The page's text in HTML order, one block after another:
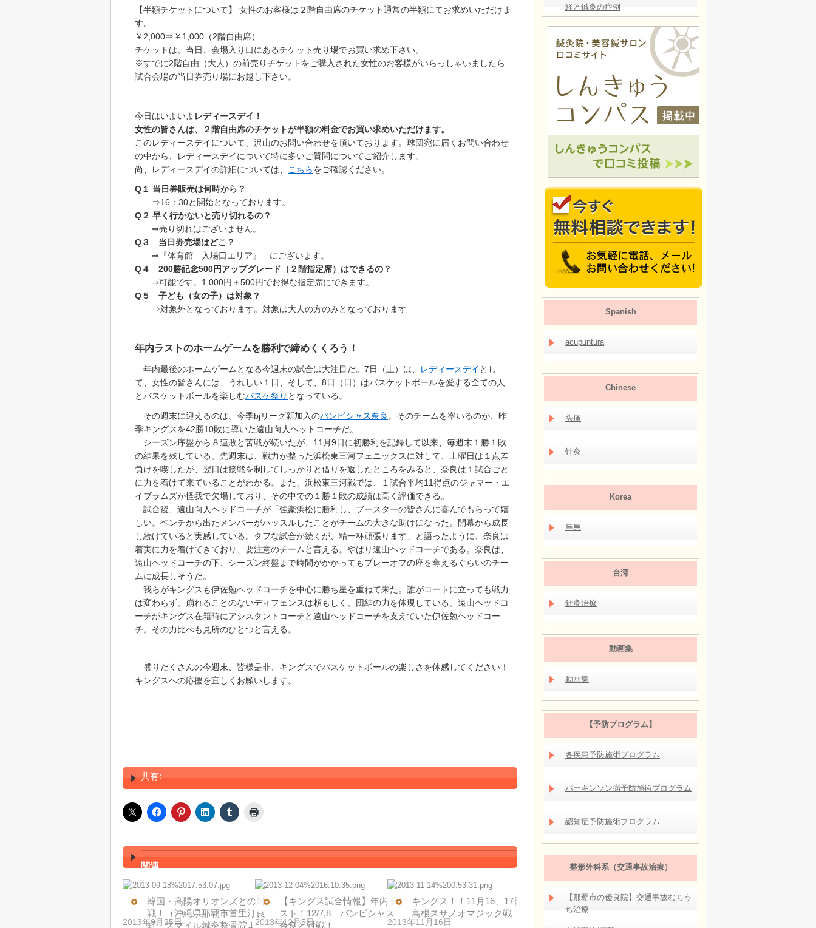
【半額チケットについて】 女性のお客様は２階自由席のチケット通常の半額にてお求めいただけま
す。
￥2,000⇒￥1,000（2階自由席）
チケットは、当日、会場入り口にあるチケット売り場でお買い求め下さい。
※すでに2階自由（大人）の前売りチケットをご購入された女性のお客様がいらっしゃいましたら
試合会場の当日券売り場にお越し下さい。
今日はいよいよ レディースデイ！
女性の皆さんは、２階自由席のチケットが半額の料金でお買い求めいただけます。
このレディースデイについて、沢山のお問い合わせを頂いております。球団宛に届くお問い合わせ
の中から、レディースデイについて特に多いご質問についてご紹介します。
尚、レディースデイの詳細については、
こちらをご確認ください。
Q１ 当日券販売は何時から？
⇒16：30と開始となっております。
Q２ 早く行かないと売り切れるの？
⇒売り切れはございません。
Q３ 当日券売場はどこ？
⇒『体育館 入場口エリア』 にございます。
Q４ 200勝記念500円アップグレード（２階指定席）はできるの？
⇒可能です。1,000円＋500円でお得な指定席にできます。
Q５ 子ども（女の子）は対象？
⇒対象外となっております。対象は大人の方のみとなっております
年内ラストのホームゲームを勝利で締めくくろう！
年内最後のホームゲームとなる今週末の試合は大注目だ。7日（土）は、 レディースデイ とし
て、女性の皆さんには、うれしい１日、そして、8日（日）はバスケットボールを愛する全ての人
とバスケットボールを楽しむバスケ祭り となっている。
その週末に迎えるのは、今季bjリーグ新加入のバンビシャス奈良 。そのチームを率いるのが、昨
季キングスを42勝10敗に導いた遠山向人ヘットコーチだ。
シーズン序盤から８連敗と苦戦が続いたが、11月9日に初勝利を記録して以来、毎週末１勝１敗
の結果を残している。先週末は、戦力が整った浜松東三河フェニックスに対して、土曜日は１点差
負けを喫したが、翌日は接戦を制してしっかりと借りを返したところをみると、奈良は１試合ごと
に力を着けて来ていることがわかる。また、浜松東三河戦では、１試合平均11得点のジャマー・エ
イブラムズが怪我で欠場しており、その中での１勝１敗の成績は高く評価できる。
試合後、遠山向人ヘッドコーチが「強豪浜松に勝利し、ブースターの皆さんに喜んでもらって嬉
しい。ベンチから出たメンバーがハッスルしたことがチームの大きな助けになった。開幕から成長
し続けていると実感している。タフな試合が続くが、精一杯頑張ります」と語ったように、奈良は
着実に力を着けてきており、要注意のチームと言える。やはり遠山ヘッドコーチである。奈良は、
遠山ヘッドコーチの下、シーズン終盤まで時間がかかってもプレーオフの座を奪えるぐらいのチー
ムに成長しそうだ。
我らがキングスも伊佐勉ヘッドコーチを中心に勝ち星を重ねて来た。誰がコートに立っても戦力
は変わらず、崩れることのないディフェンスは頼もしく、団結の力を体現している。遠山ヘッドコ
ーチがキングス在籍時にアシスタントコーチと遠山ヘッドコーチを支えていた伊佐勉ヘッドコー
チ。その力比べも見所のひとつと言える。
盛りだくさんの今週末、皆様是非、キングスでバスケットボールの楽しさを体感してください！
キングスへの応援を宜しくお願いします。
共有:
関連
韓国・高陽オリオンズとの対
戦！（沖縄県那覇市首里汀良
町 スマイル鍼灸整骨院よ
2013年9月25日
【キングス試合情報】年内ラ
スト！12/7,8 バンビシャス
奈良と対戦！
2013年12月5日
キングス！！11月16、17日
島根スサノオマジック戦
2013年11月16日
経と鍼灸の症例
Spanish
acupuntura
Chinese
头痛
针灸
Korea
두통
台湾
針灸治療
動画集
動画集
【予防プログラム】
各疾患予防施術プログラム
パーキンソン病予防施術プログラム
認知症予防施術プログラム
整形外科系（交通事故治療）
【那覇市の優良院】交通事故むちう
ち治療